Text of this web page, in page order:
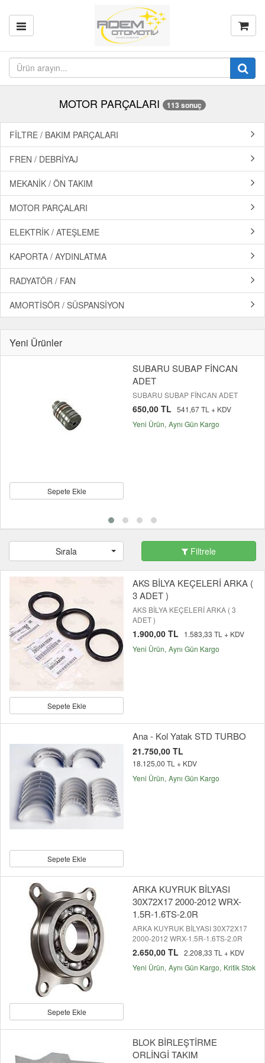
MOTOR PARÇALARI 113 sonuç
FİLTRE / BAKIM PARÇALARI
FREN / DEBRİYAJ
MEKANİK / ÖN TAKIM
MOTOR PARÇALARI
ELEKTRİK / ATEŞLEME
KAPORTA / AYDINLATMA
RADYATÖR / FAN
AMORTİSÖR / SÜSPANSİYON
Yeni Ürünler
Sepete Ekle
SUBARU SUBAP FİNCAN
ADET
SUBARU SUBAP FİNCAN ADET
650,00 TL 541,67 TL + KDV
Yeni Ürün Aynı Gün Kargo
Sırala Filtrele
Sepete Ekle
AKS BİLYA KEÇELERİ ARKA (
3 ADET )
AKS BİLYA KEÇELERİ ARKA ( 3
ADET )
1.900,00 TL
1.583,33 TL + KDV
Yeni Ürün Aynı Gün Kargo
Sepete Ekle
Ana - Kol Yatak STD TURBO
21.750,00 TL
18.125,00 TL + KDV
Yeni Ürün Aynı Gün Kargo
Sepete Ekle
ARKA KUYRUK BİLYASI
30X72X17 2000-2012 WRX-
1.5R-1.6TS-2.0R
ARKA KUYRUK BİLYASI 30X72X17
2000-2012 WRX-1.5R-1.6TS-2.0R
2.650,00 TL 2.208,33 TL + KDV
Yeni Ürün Aynı Gün Kargo Kritik Stok
BLOK BİRLEŞTİRME
ORLİNGİ TAKIM